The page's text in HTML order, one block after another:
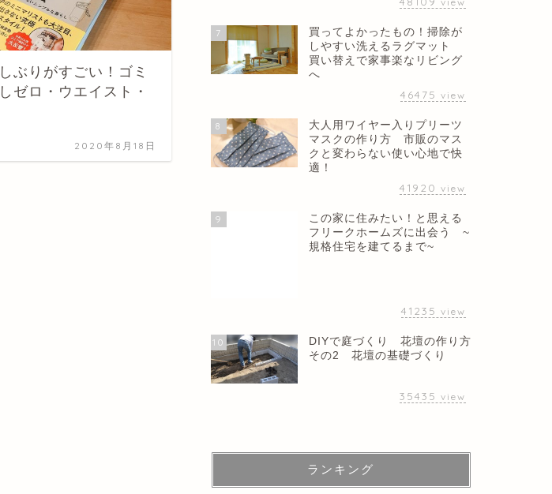
ぶりがすごい！ゴミ
ゼロ・ウエイスト・
2020年8月18日
7
買ってよかったもの！掃除が
しやすい洗えるラグマット
買い替えで家事楽なリビング
へ
46475 view
8
大人用ワイヤー入りプリーツ
マスクの作り方 市販のマス
クと変わらない使い心地で快
適！
41920 view
9
この家に住みたい！と思える
フリークホームズに出会う ~
規格住宅を建てるまで~
41235 view
10
DIYで庭づくり 花壇の作り方
その2 花壇の基礎づくり
35435 view
ランキング